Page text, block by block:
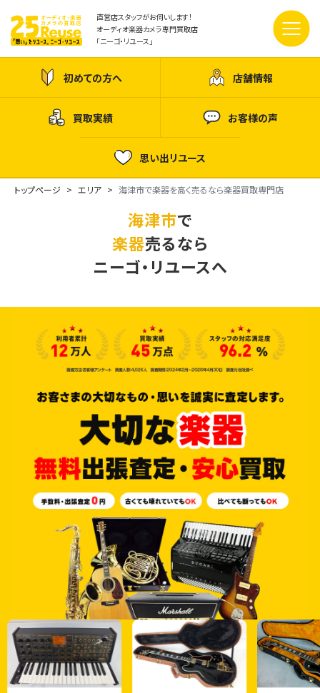
直営店スタッフがお伺いします！
オーディオ楽器カメラ専門買取店
「ニーゴ・リユース」
初めての方へ 店舗情報
買取実績 お客様の声
思い出リユース
トップページ エリア 海津市で楽器を高く売るなら楽器買取専門店
海津市で
楽器売るなら
ニーゴ・リユースへ